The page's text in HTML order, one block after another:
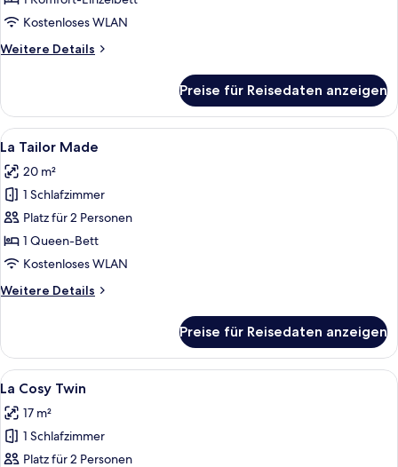
Kostenloses WLAN
Weitere Details
Weitere
Mini
Preise für Reisedaten anzeigen
Alle
Fotos
für
La
Tailor
Made
anzeigen
Ein Hotelzimmer mit einer
5
La Tailor Made
20 m²
1 Schlafzimmer
Platz für 2 Personen
1 Queen-Bett
Kostenloses WLAN
Weitere Details
Weitere
Tailor
Made
Preise für Reisedaten anzeigen
Alle
Fotos
für
La
Cosy
Ein Hotelzimmer mit zwei Betten,
4
La Cosy Twin
17 m²
1 Schlafzimmer
Platz für 2 Personen